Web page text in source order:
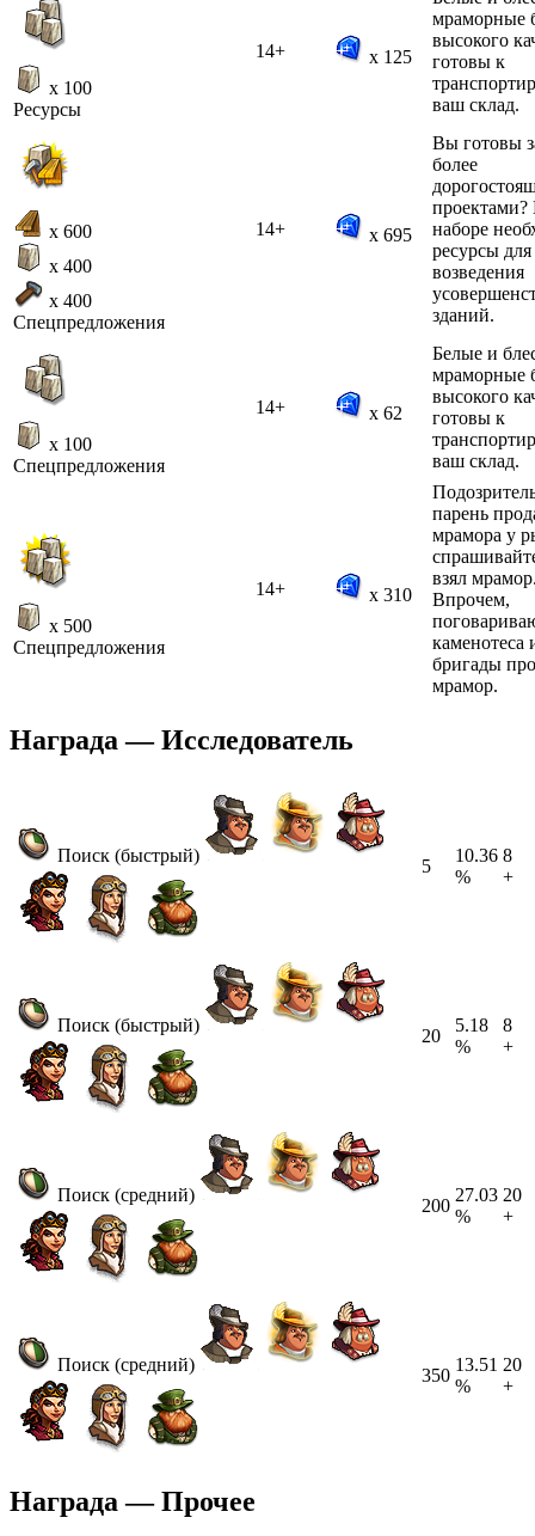
x 100
Ресурсы
14+ x 125
мраморные
высокого
готовы к
ваш склад.
x 600
x 400
x 400
Спецпредложения
14+ x 695
Вы готовы
более
проектами?
наборе
ресурсы для
возведения
зданий.
x 100
Спецпредложения
14+ x 62
Белые и
мраморные
высокого
готовы к
ваш склад.
x 500
Спецпредложения
14+ x 310
парень
мрамора у
взял
Впрочем,
каменотеса
бригады
мрамор.
Награда — Исследователь
Поиск (быстрый)
5
10.36
%
8
+
Поиск (быстрый)
20
5.18
%
8
+
Поиск (средний)
200
27.03
%
20
+
Поиск (средний)
350
13.51
%
20
+
Награда — Прочее